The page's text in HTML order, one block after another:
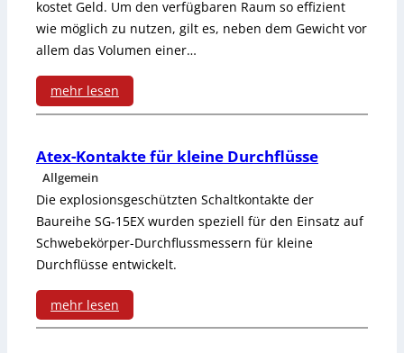
m
f
o
r
m
e
r
s
e
r
e
h
m
o
m
u
n
e
n
ü
r
i
e
a
s
e
i
n
e
r
kostet Geld. Um den verfügbaren Raum so effizient
wie möglich zu nutzen, gilt es, neben dem Gewicht vor
allem das Volumen einer…
mehr lesen
:
M
e
s
s
n
Atex-Kontakte für kleine Durchflüsse
Allgemein
Die explosionsgeschützten Schaltkontakte der
Baureihe SG-15EX wurden speziell für den Einsatz auf
Schwebekörper-Durchflussmessern für kleine
Durchflüsse entwickelt.
mehr lesen
: